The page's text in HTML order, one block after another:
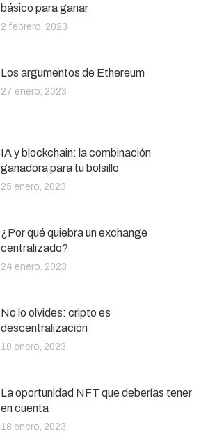
básico para ganar
2 febrero, 2023
Los argumentos de Ethereum
27 enero, 2023
IA y blockchain: la combinación
ganadora para tu bolsillo
25 enero, 2023
¿Por qué quiebra un exchange
centralizado?
24 enero, 2023
No lo olvides: cripto es
descentralización
19 enero, 2023
La oportunidad NFT que deberías tener
en cuenta
18 enero, 2023